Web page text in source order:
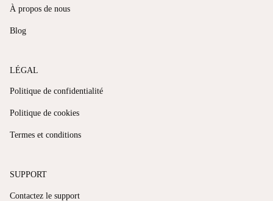
À propos de nous
Blog
LÉGAL
Politique de confidentialité
Politique de cookies
Termes et conditions
SUPPORT
Contactez le support